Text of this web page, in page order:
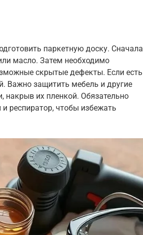
паркетную доску. Сначала
масло. Затем необходимо
скрытые дефекты. Если есть
Важно защитить мебель и другие
накрыв их пленкой. Обязательно
респиратор, чтобы избежать